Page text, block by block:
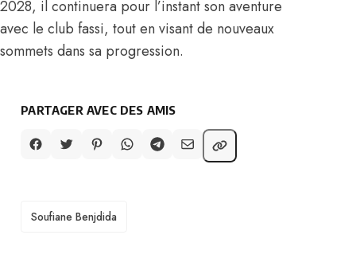
2028, il continuera pour l’instant son aventure
avec le club fassi, tout en visant de nouveaux
sommets dans sa progression.
PARTAGER AVEC DES AMIS
TAGS
Soufiane Benjdida